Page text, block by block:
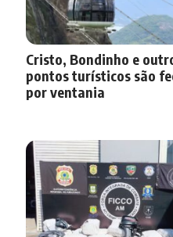
Cristo, Bondinho e
pontos turísticos são
por ventania